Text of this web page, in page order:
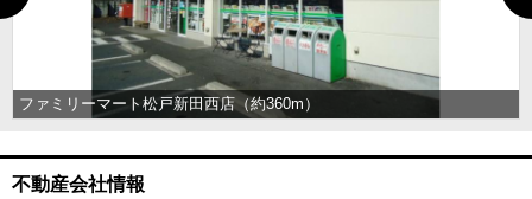
ファミリーマート松戸新田西店（約360m）
不動産会社情報